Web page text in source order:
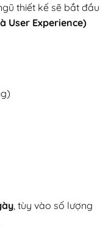
thiết kế sẽ bắt đầu
User Experience)
, tùy vào số lượng